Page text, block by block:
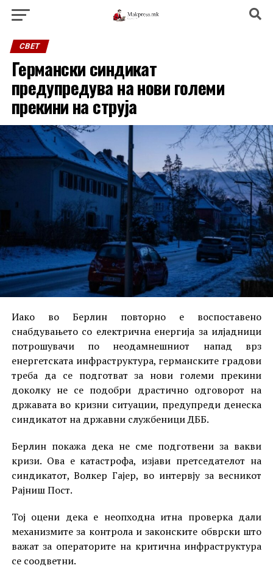
СВЕТ
Германски синдикат
предупредува на нови големи
прекини на струја
Иако во Берлин повторно е воспоставено
снабдувањето со електрична енергија за илјадници
потрошувачи по неодамнешниот напад врз
енергетската инфраструктура, германските градови
треба да се подготват за нови големи прекини
доколку не се подобри драстично одговорот на
државата во кризни ситуации, предупреди денеска
синдикатот на државни службеници ДББ.
Берлин покажа дека не сме подготвени за вакви
кризи. Ова е катастрофа, изјави претседателот на
синдикатот, Волкер Гајер, во интервју за весникот
Рајниш Пост.
Тој оцени дека е неопходна итна проверка дали
механизмите за контрола и законските обврски што
важат за операторите на критична инфраструктура
се соодветни.